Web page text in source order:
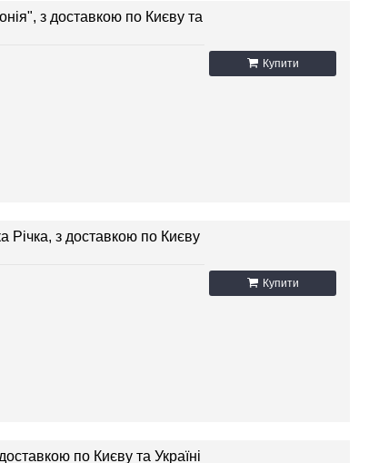
Купити
з доставкою по Києву та
Купити
Річка, з доставкою по Києву
по Києву та Україні